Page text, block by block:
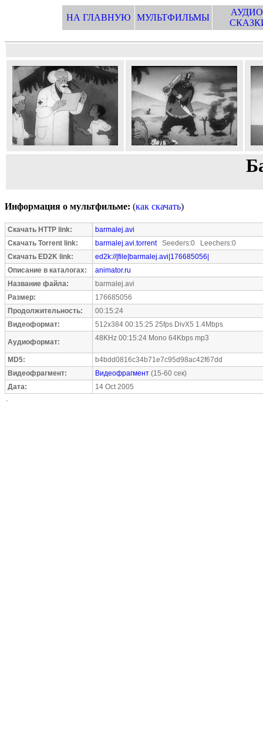
НА ГЛАВНУЮ МУЛЬТФИЛЬМЫ
Информация о мультфильме: (как скачать)
Скачать HTTP link:
barmalej.avi
Скачать Torrent link:
barmalej.avi.torrentSeeders:0 Leechers:0
Скачать ED2K link:
ed2k://|file|barmalej.avi|176685056|
Описание в каталогах:
animator.ru
Название файла:
barmalej.avi
Размер:
176685056
Продолжительность:
00:15:24
Видеоформат:
512x384 00:15:25 25fps DivX5 1.4Mbps
Аудиоформат: 48KHz 00:15:24 Mono 64Kbps mp3
MD5:
b4bdd0816c34b71e7c95d98ac42f67dd
Видеофрагмент:
Видеофрагмент (15-60 сек)
Дата:
14 Oct 2005